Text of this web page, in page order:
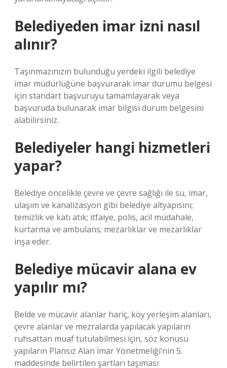
Belediyeden imar izni nasıl
alınır?
Taşınmazınızın bulunduğu yerdeki ilgili belediye
imar müdürlüğüne başvurarak imar durumu belgesi
için standart başvuruyu tamamlayarak veya
başvuruda bulunarak imar bilgisi durum belgesini
alabilirsiniz.
Belediyeler hangi hizmetleri
yapar?
Belediye öncelikle çevre ve çevre sağlığı ile su, imar,
ulaşım ve kanalizasyon gibi belediye altyapısını;
temizlik ve katı atık; itfaiye, polis, acil müdahale,
kurtarma ve ambulans; mezarlıklar ve mezarlıklar
inşa eder.
Belediye mücavir alana ev
yapılır mı?
Belde ve mücavir alanlar hariç, köy yerleşim alanları,
çevre alanlar ve mezralarda yapılacak yapıların
ruhsattan muaf tutulabilmesi için, söz konusu
yapıların Plansız Alan İmar Yönetmeliği’nin 5.
maddesinde belirtilen şartları taşıması